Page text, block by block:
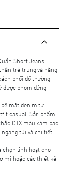
Short Jeans
trẻ trung và năng
phối đồ thường
được phom đứng
mặt denim tự
casual. Sản phẩm
CTX màu xám bạc
ngang túi và chi tiết
chọn linh hoạt cho
mi hoặc các thiết kế